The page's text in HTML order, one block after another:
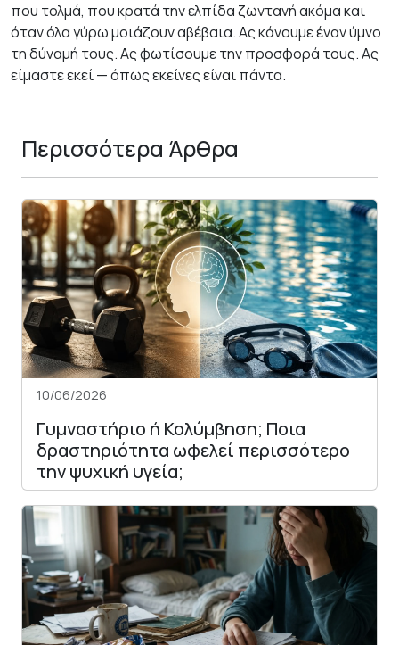
που τολμά, που κρατά την ελπίδα ζωντανή ακόμα και
όταν όλα γύρω μοιάζουν αβέβαια. Ας κάνουμε έναν ύμνο
τη δύναμή τους. Ας φωτίσουμε την προσφορά τους. Ας
είμαστε εκεί — όπως εκείνες είναι πάντα.
Περισσότερα Άρθρα
10/06/2026
Γυμναστήριο ή Κολύμβηση; Ποια
δραστηριότητα ωφελεί περισσότερο
την ψυχική υγεία;